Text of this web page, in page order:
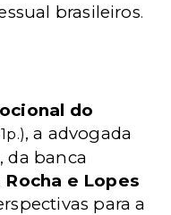
brasileiros.
do
, a advogada
, da banca
e Lopes
para a